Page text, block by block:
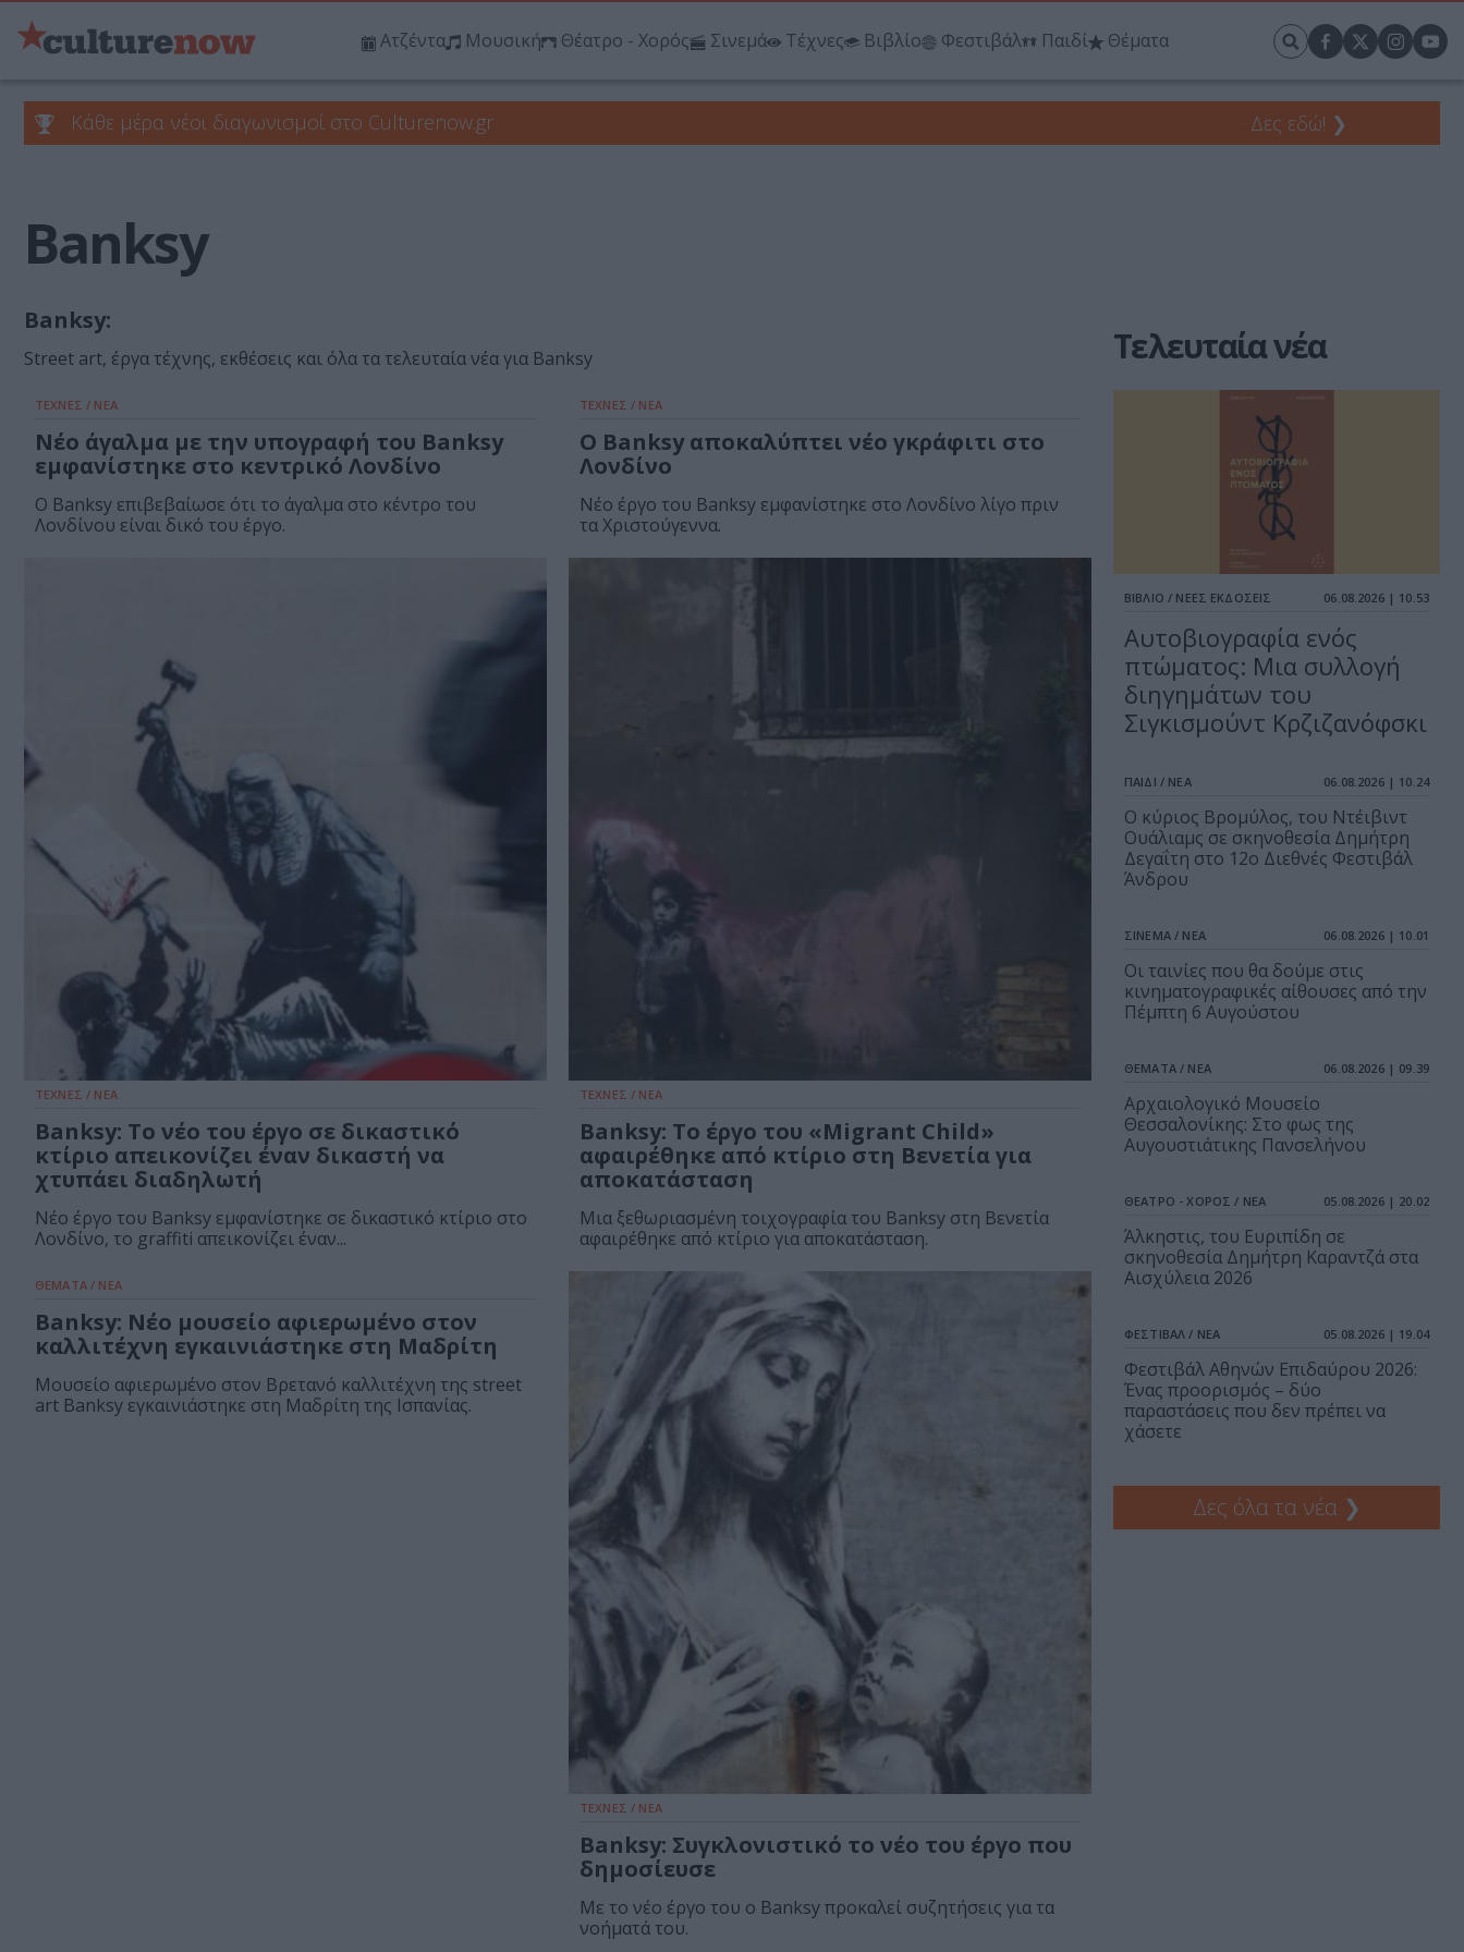
Ατζέντα Μουσική Θέατρο - Χορός Σινεμά Τέχνες Βιβλίο Φεστιβάλ Παιδί Θέματα
Κάθε μέρα νέοι διαγωνισμοί στο Culturenow.gr Δες εδώ! ❯
Banksy
Banksy:
Street art, έργα τέχνης, εκθέσεις και όλα τα τελευταία νέα για Banksy
ΤΕΧΝΕΣ / ΝΕΑ
Νέο άγαλμα με την υπογραφή του Banksy
εμφανίστηκε στο κεντρικό Λονδίνο
Ο Banksy επιβεβαίωσε ότι το άγαλμα στο κέντρο του
Λονδίνου είναι δικό του έργο.
ΤΕΧΝΕΣ / ΝΕΑ
Ο Banksy αποκαλύπτει νέο γκράφιτι στο
Λονδίνο
Νέο έργο του Banksy εμφανίστηκε στο Λονδίνο λίγο πριν
τα Χριστούγεννα.
ΤΕΧΝΕΣ / ΝΕΑ
Banksy: Το νέο του έργο σε δικαστικό
κτίριο απεικονίζει έναν δικαστή να
χτυπάει διαδηλωτή
Νέο έργο του Banksy εμφανίστηκε σε δικαστικό κτίριο στο
Λονδίνο, το graffiti απεικονίζει έναν...
ΤΕΧΝΕΣ / ΝΕΑ
Banksy: Το έργο του «Migrant Child»
αφαιρέθηκε από κτίριο στη Βενετία για
αποκατάσταση
Μια ξεθωριασμένη τοιχογραφία του Banksy στη Βενετία
αφαιρέθηκε από κτίριο για αποκατάσταση.
ΘΕΜΑΤΑ / ΝΕΑ
Banksy: Νέο μουσείο αφιερωμένο στον
καλλιτέχνη εγκαινιάστηκε στη Μαδρίτη
Μουσείο αφιερωμένο στον Βρετανό καλλιτέχνη της street
art Banksy εγκαινιάστηκε στη Μαδρίτη της Ισπανίας.
ΤΕΧΝΕΣ / ΝΕΑ
Banksy: Συγκλονιστικό το νέο του έργο που
δημοσίευσε
Με το νέο έργο του ο Banksy προκαλεί συζητήσεις για τα
νοήματά του.
Τελευταία νέα
ΒΙΒΛΙΟ / ΝΕΕΣ ΕΚΔΟΣΕΙΣ 06.08.2026 | 10.53
Αυτοβιογραφία ενός
πτώματος: Μια συλλογή
διηγημάτων του
Σιγκισμούντ Κρζιζανόφσκι
ΠΑΙΔΙ / ΝΕΑ 06.08.2026 | 10.24
O κύριος Βρομύλος, του Ντέιβιντ
Ουάλιαμς σε σκηνοθεσία Δημήτρη
Δεγαΐτη στο 12ο Διεθνές Φεστιβάλ
Άνδρου
ΣΙΝΕΜΑ / ΝΕΑ 06.08.2026 | 10.01
Οι ταινίες που θα δούμε στις
κινηματογραφικές αίθουσες από την
Πέμπτη 6 Αυγούστου
ΘΕΜΑΤΑ / ΝΕΑ 06.08.2026 | 09.39
Αρχαιολογικό Μουσείο
Θεσσαλονίκης: Στο φως της
Αυγουστιάτικης Πανσελήνου
ΘΕΑΤΡΟ - ΧΟΡΟΣ / ΝΕΑ 05.08.2026 | 20.02
Άλκηστις, του Ευριπίδη σε
σκηνοθεσία Δημήτρη Καραντζά στα
Αισχύλεια 2026
ΦΕΣΤΙΒΑΛ / ΝΕΑ 05.08.2026 | 19.04
Φεστιβάλ Αθηνών Επιδαύρου 2026:
Ένας προορισμός – δύο
παραστάσεις που δεν πρέπει να
χάσετε
Δες όλα τα νέα ❯